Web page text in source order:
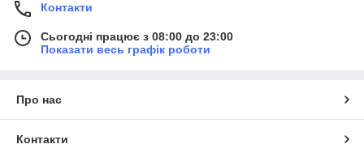
Контакти
Сьогодні працює з 08:00 до 23:00
Показати весь графік роботи
Про нас
Контакти